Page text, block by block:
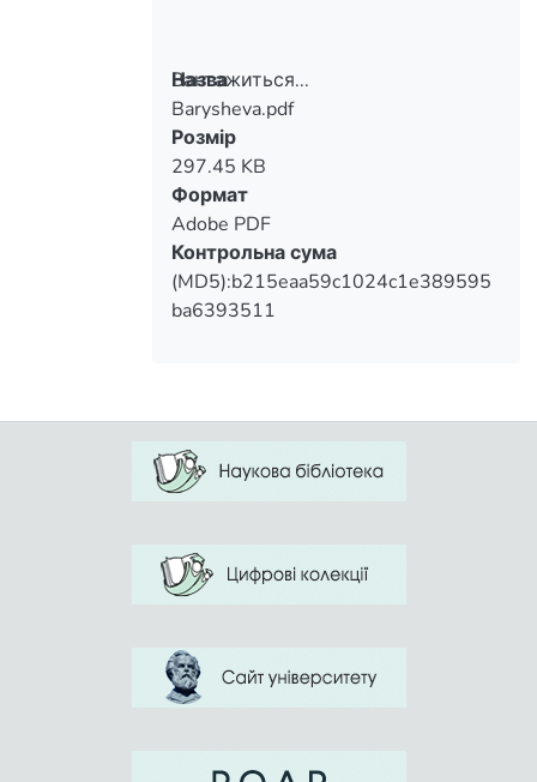
поддержки, в частности
психологического консультирования
и паллиативной помощи.
particular psychological consultation and
palliative help.
Вантажиться...
Вантажиться...
Назва
Barysheva.pdf
Розмір
297.45 KB
Формат
Adobe PDF
Контрольна сума
(MD5):b215eaa59c1024c1e389595
ba6393511